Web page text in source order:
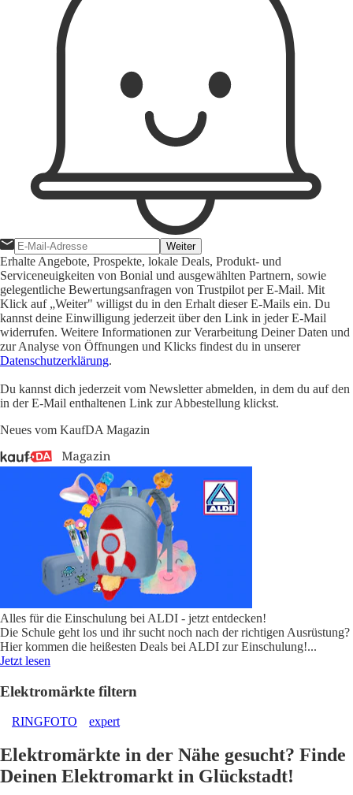
Weiter
Erhalte Angebote, Prospekte, lokale Deals, Produkt- und
Serviceneuigkeiten von Bonial und ausgewählten Partnern, sowie
gelegentliche Bewertungsanfragen von Trustpilot per E-Mail. Mit
Klick auf „Weiter" willigst du in den Erhalt dieser E-Mails ein. Du
kannst deine Einwilligung jederzeit über den Link in jeder E-Mail
widerrufen. Weitere Informationen zur Verarbeitung Deiner Daten und
zur Analyse von Öffnungen und Klicks findest du in unserer
Datenschutzerklärung.
Du kannst dich jederzeit vom Newsletter abmelden, in dem du auf den
in der E-Mail enthaltenen Link zur Abbestellung klickst.
Neues vom KaufDA Magazin
Alles für die Einschulung bei ALDI - jetzt entdecken!
Die Schule geht los und ihr sucht noch nach der richtigen Ausrüstung?
Hier kommen die heißesten Deals bei ALDI zur Einschulung!...
Jetzt lesen
Elektromärkte filtern
RINGFOTO expert
Elektromärkte in der Nähe gesucht? Finde
Deinen Elektromarkt in Glückstadt!